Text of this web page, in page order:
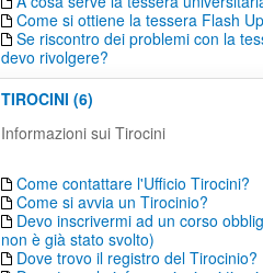
Come si ottiene la tessera Flash
Se riscontro dei problemi con la
devo rivolgere?
TIROCINI (6)
Informazioni sui Tirocini
Come contattare l'Ufficio Tirocini?
Come si avvia un Tirocinio?
Devo inscrivermi ad un corso
non è già stato svolto)
Dove trovo il registro del Tirocinio?